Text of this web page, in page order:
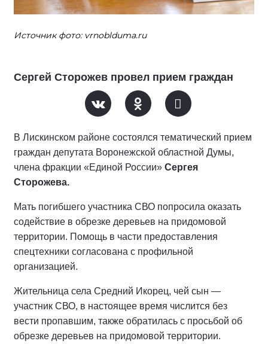
Источник фото: vrnoblduma.ru
Сергей Сторожев провел прием граждан
В Лискинском районе состоялся тематический прием
граждан депутата Воронежской областной Думы,
члена фракции «Единой России» Сергея
Сторожева.
Мать погибшего участника СВО попросила оказать
содействие в обрезке деревьев на придомовой
территории. Помощь в части предоставления
спецтехники согласована с профильной
организацией.
Жительница села Средний Икорец, чей сын —
участник СВО, в настоящее время числится без
вести пропавшим, также обратилась с просьбой об
обрезке деревьев на придомовой территории.